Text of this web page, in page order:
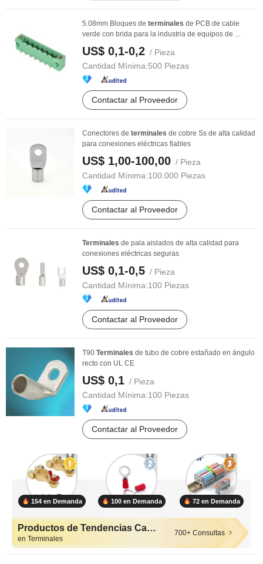
5.08mm Bloques de terminales de PCB de cable
verde con brida para la industria de equipos de ...
US$ 0,1-0,2 / Pieza
Cantidad Mínima:500 Piezas
Contactar al Proveedor
Conectores de terminales de cobre Ss de alta calidad
para conexiones eléctricas fiables
US$ 1,00-100,00 / Pieza
Cantidad Mínima:100.000 Piezas
Contactar al Proveedor
Terminales de pala aislados de alta calidad para
conexiones eléctricas seguras
US$ 0,1-0,5 / Pieza
Cantidad Mínima:100 Piezas
Contactar al Proveedor
T90 Terminales de tubo de cobre estañado en ángulo
recto con UL CE
US$ 0,1 / Pieza
Cantidad Mínima:100 Piezas
Contactar al Proveedor
154 en Demanda 100 en Demanda 72 en Demanda
Productos de Tendencias Calientes
en Terminales
700+ Consultas